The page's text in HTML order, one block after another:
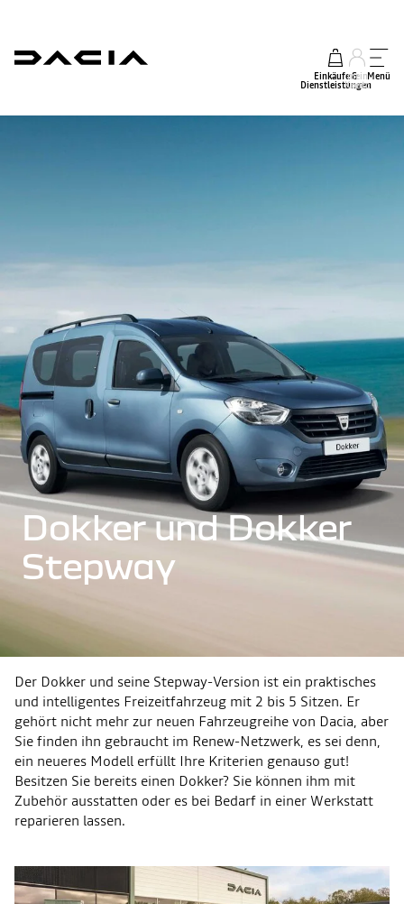
Einkäufe &
Dienstleistungen
mein
Konto
Menü
Dokker und Dokker
Stepway
Der Dokker und seine Stepway-Version ist ein praktisches
und intelligentes Freizeitfahrzeug mit 2 bis 5 Sitzen. Er
gehört nicht mehr zur neuen Fahrzeugreihe von Dacia, aber
Sie finden ihn gebraucht im Renew-Netzwerk, es sei denn,
ein neueres Modell erfüllt Ihre Kriterien genauso gut!
Besitzen Sie bereits einen Dokker? Sie können ihm mit
Zubehör ausstatten oder es bei Bedarf in einer Werkstatt
reparieren lassen.